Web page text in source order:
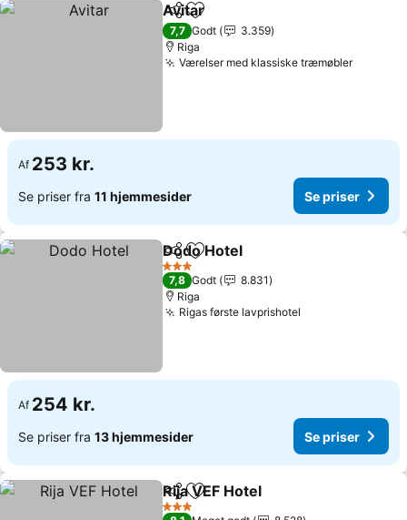
Del Føj til favoritter
Avitar
7,7 Godt
3.359
Riga
Værelser med klassiske træmøblerSe
Af 253 kr.
Se priser fra 11 hjemmesider Se priser
Del Føj til favoritter
Dodo Hotel
3 Stjerner
7,8 Godt
8.831
Riga
Rigas første lavprishotel
Af 254 kr.
Se priser fra 13 hjemmesider Se priser
Del Føj til favoritter
Rija VEF Hotel
3 Stjerner